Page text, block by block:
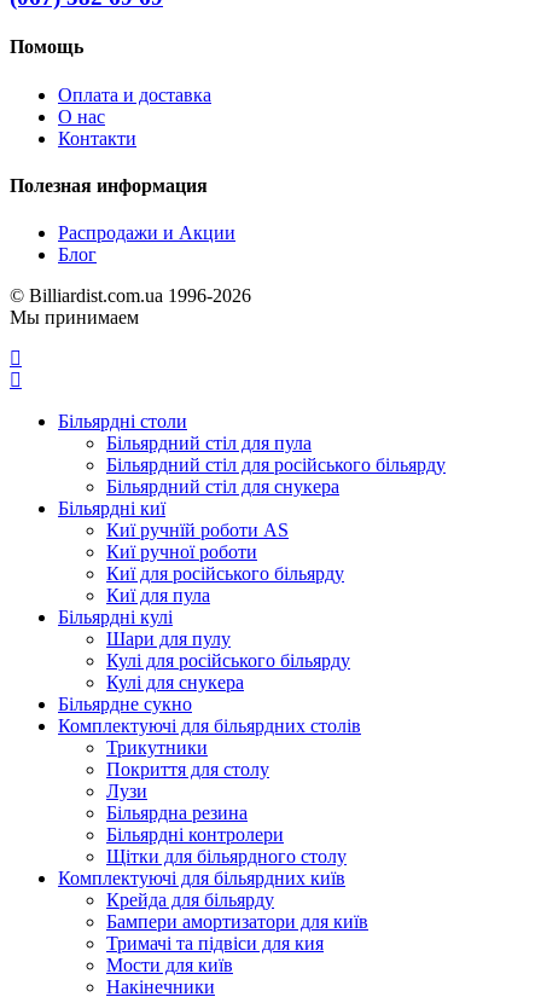
Помощь
Оплата и доставка
О нас
Контакти
Полезная информация
Распродажи и Акции
Блог
© Billiardist.com.ua 1996-2026
Мы принимаем
Більярдні столи
Більярдний стіл для пула
Більярдний стіл для російського більярду
Більярдний стіл для снукера
Більярдні киї
Киї ручнїй роботи AS
Киї ручної роботи
Киї для російського більярду
Киї для пула
Більярдні кулі
Шари для пулу
Кулі для російського більярду
Кулі для снукера
Більярдне сукно
Комплектуючі для більярдних столів
Трикутники
Покриття для столу
Лузи
Більярдна резина
Більярдні контролери
Щітки для більярдного столу
Комплектуючі для більярдних київ
Крейда для більярду
Бампери амортизатори для київ
Тримачі та підвіси для кия
Мости для київ
Накінечники